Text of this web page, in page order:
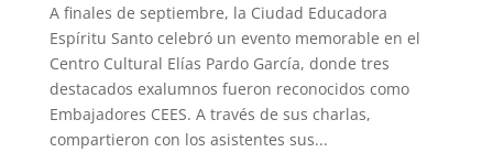
A finales de septiembre, la Ciudad Educadora
Espíritu Santo celebró un evento memorable en el
Centro Cultural Elías Pardo García, donde tres
destacados exalumnos fueron reconocidos como
Embajadores CEES. A través de sus charlas,
compartieron con los asistentes sus...